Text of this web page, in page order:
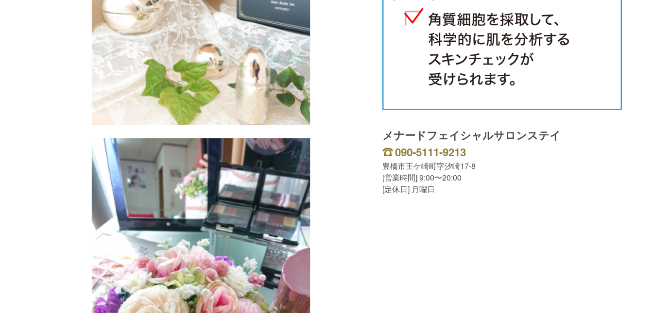
メナードフェイシャルサロンステイ
090-5111-9213
豊橋市王ケ崎町字汐崎17-8
[営業時間] 9:00〜20:00
[定休日] 月曜日